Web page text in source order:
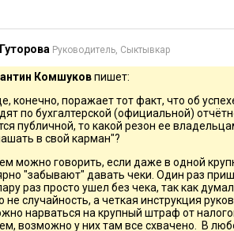
Руководитель, Сыктывкар
Комшуковпишет:
конечно, поражает тот факт, что об
по бухгалтерской (официальной)
публичной, то какой резон ее
в свой карман"?
можно говорить, если даже в одной
"забывают" давать чеки. Один раз
раз просто ушел без чека, так как
не случайность, а четкая инструкция
нарваться на крупный штраф от
возможно у них там все схвачено. В